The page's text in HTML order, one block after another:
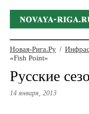
Новая-Рига.Ру /
«Fish Point»
Русские
14 января, 2013